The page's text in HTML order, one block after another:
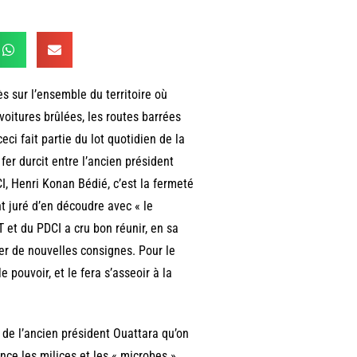
sur l’ensemble du territoire où
brûlées, les routes barrées
fait partie du lot quotidien de la
durcit entre l’ancien président
Henri Konan Bédié, c’est la fermeté
d’en découdre avec « le
du PDCI a cru bon réunir, en sa
de nouvelles consignes. Pour le
pouvoir, et le fera s’asseoir à la
l’ancien président Ouattara qu’on